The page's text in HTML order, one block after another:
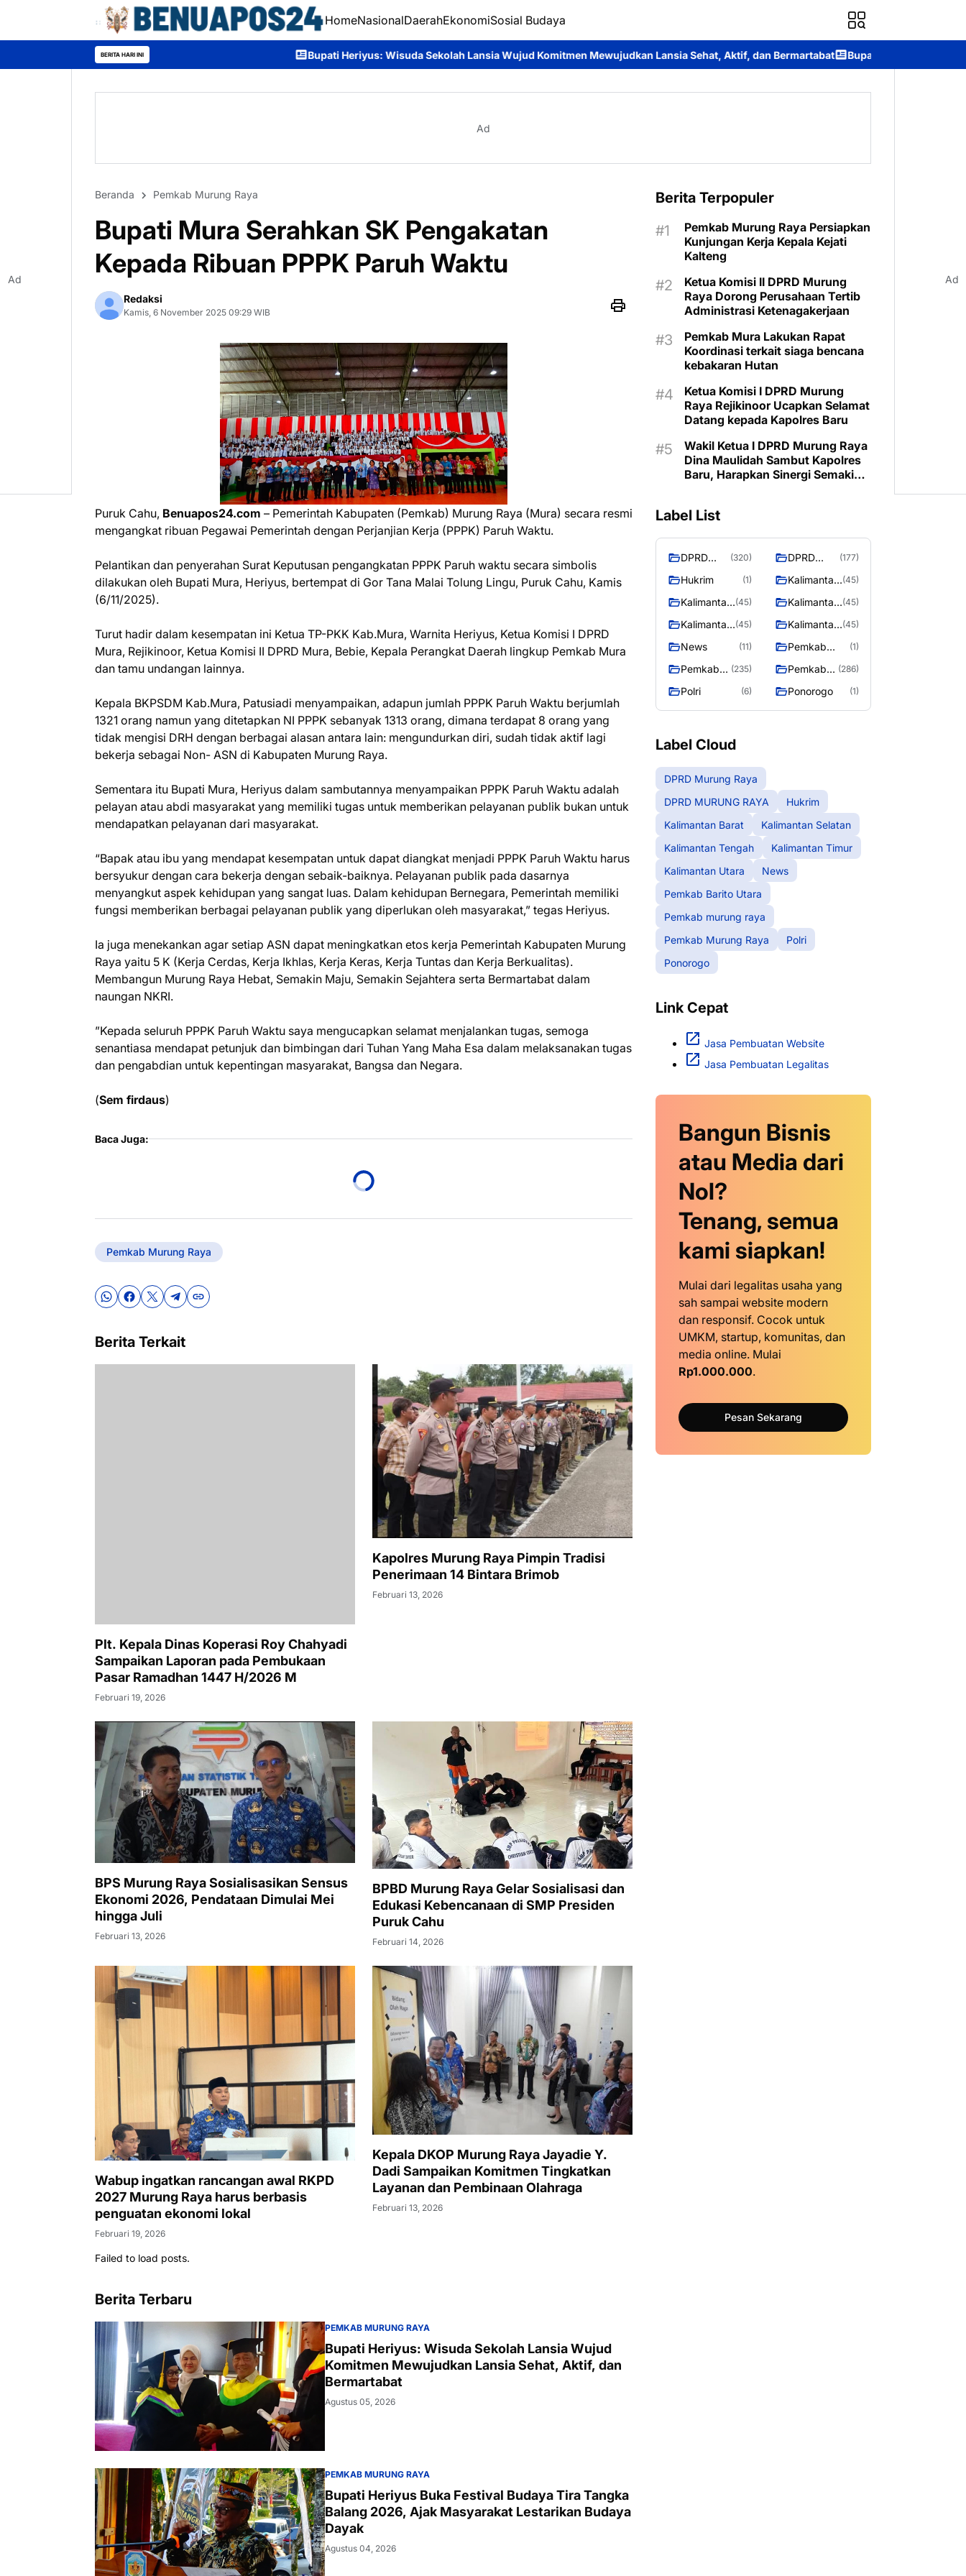
HomeNasionalDaerahEkonomiSosial Budaya
BERITA HARI INI Bupati Heriyus: Wisuda Sekolah Lansia Wujud Komitmen Mewujudkan Lansia Sehat, Aktif, dan Bermartabat Bupati Heriyus Buka Festival Budaya Tira
Ad
Beranda Pemkab Murung Raya
Bupati Mura Serahkan SK Pengakatan
Kepada Ribuan PPPK Paruh Waktu
Redaksi
Kamis, 6 November 2025 09:29 WIB
Puruk Cahu, Benuapos24.com – Pemerintah Kabupaten (Pemkab) Murung Raya (Mura) secara resmi
mengangkat ribuan Pegawai Pemerintah dengan Perjanjian Kerja (PPPK) Paruh Waktu.
Pelantikan dan penyerahan Surat Keputusan pengangkatan PPPK Paruh waktu secara simbolis
dilakukan oleh Bupati Mura, Heriyus, bertempat di Gor Tana Malai Tolung Lingu, Puruk Cahu, Kamis
(6/11/2025).
Turut hadir dalam kesempatan ini Ketua TP-PKK Kab.Mura, Warnita Heriyus, Ketua Komisi I DPRD
Mura, Rejikinoor, Ketua Komisi II DPRD Mura, Bebie, Kepala Perangkat Daerah lingkup Pemkab Mura
dan tamu undangan lainnya.
Kepala BKPSDM Kab.Mura, Patusiadi menyampaikan, adapun jumlah PPPK Paruh Waktu berjumlah
1321 orang namun yang ditetapkan NI PPPK sebanyak 1313 orang, dimana terdapat 8 orang yang
tidak mengisi DRH dengan berbagai alasan antara lain: mengundurkan diri, sudah tidak aktif lagi
bekerja sebagai Non- ASN di Kabupaten Murung Raya.
Sementara itu Bupati Mura, Heriyus dalam sambutannya menyampaikan PPPK Paruh Waktu adalah
pelayan atau abdi masyarakat yang memiliki tugas untuk memberikan pelayanan publik bukan untuk
mendapatkan pelayanan dari masyarakat.
“Bapak atau ibu yang mendapat kesempatan untuk dapat diangkat menjadi PPPK Paruh Waktu harus
bersyukur dengan cara bekerja dengan sebaik-baiknya. Pelayanan publik pada dasarnya
menyangkut aspek kehidupan yang sangat luas. Dalam kehidupan Bernegara, Pemerintah memiliki
fungsi memberikan berbagai pelayanan publik yang diperlukan oleh masyarakat,” tegas Heriyus.
Ia juga menekankan agar setiap ASN dapat meningkatkan etos kerja Pemerintah Kabupaten Murung
Raya yaitu 5 K (Kerja Cerdas, Kerja Ikhlas, Kerja Keras, Kerja Tuntas dan Kerja Berkualitas).
Membangun Murung Raya Hebat, Semakin Maju, Semakin Sejahtera serta Bermartabat dalam
naungan NKRI.
”Kepada seluruh PPPK Paruh Waktu saya mengucapkan selamat menjalankan tugas, semoga
senantiasa mendapat petunjuk dan bimbingan dari Tuhan Yang Maha Esa dalam melaksanakan tugas
dan pengabdian untuk kepentingan masyarakat, Bangsa dan Negara.
(Sem firdaus)
Baca Juga:
Pemkab Murung Raya
Berita Terkait
Kapolres Murung Raya Pimpin Tradisi
Penerimaan 14 Bintara Brimob
Februari 13, 2026
BPS Murung Raya Sosialisasikan Sensus
Ekonomi 2026, Pendataan Dimulai Mei
hingga Juli
Februari 13, 2026
BPBD Murung Raya Gelar Sosialisasi dan
Edukasi Kebencanaan di SMP Presiden
Puruk Cahu
Februari 14, 2026
Wabup ingatkan rancangan awal RKPD
2027 Murung Raya harus berbasis
penguatan ekonomi lokal
Februari 19, 2026
Kepala DKOP Murung Raya Jayadie Y.
Dadi Sampaikan Komitmen Tingkatkan
Layanan dan Pembinaan Olahraga
Februari 13, 2026
Failed to load posts.
Berita Terbaru
PEMKAB MURUNG RAYA
Balang 2026, Ajak Masyarakat Lestarikan Budaya
DPRD MURUNG RAYA
Ketua Komisi II DPRD Murung Raya Dorong
Perusahaan Tertib Administrasi Ketenagakerjaan
Berita Terpopuler
Pemkab Murung Raya Persiapkan
Kunjungan Kerja Kepala Kejati
Kalteng
Ketua Komisi II DPRD Murung
Raya Dorong Perusahaan Tertib
Administrasi Ketenagakerjaan
Pemkab Mura Lakukan Rapat
Koordinasi terkait siaga bencana
kebakaran Hutan
Ketua Komisi I DPRD Murung
Raya Rejikinoor Ucapkan Selamat
Datang kepada Kapolres Baru
Wakil Ketua I DPRD Murung Raya
Dina Maulidah Sambut Kapolres
Baru, Harapkan Sinergi Semakin
Label List
DPRD
Raya
(320)
DPRD
RAYA
(177)
Hukrim (1)
Kalimantan (45)
Kalimantan (45)
Kalimantan (45)
Kalimantan (45)
Kalimantan (45)
News (11)
Pemkab
Barito Utara
(1)
Pemkab
raya
(235)
Pemkab
Raya
(286)
Polri (6) Ponorogo (1)
Label Cloud
DPRD Murung Raya
DPRD MURUNG RAYA
Hukrim
Kalimantan Barat
Kalimantan Selatan
Kalimantan Tengah
Kalimantan Timur
Kalimantan Utara
News
Pemkab Barito Utara
Pemkab murung raya
Pemkab Murung Raya
Polri
Ponorogo
Link Cepat
Jasa Pembuatan Website
Jasa Pembuatan Legalitas
Bangun Bisnis
atau Media dari
Nol?
Tenang, semua
kami siapkan!
Mulai dari legalitas usaha yang
sah sampai website modern
dan responsif. Cocok untuk
UMKM, startup, komunitas, dan
media online. Mulai
Rp1.000.000.
Pesan Sekarang
Ad Ad